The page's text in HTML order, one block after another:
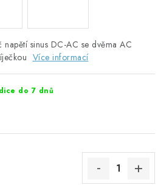
sinus DC-AC se dvěma AC
Více informací
do 7 dnů